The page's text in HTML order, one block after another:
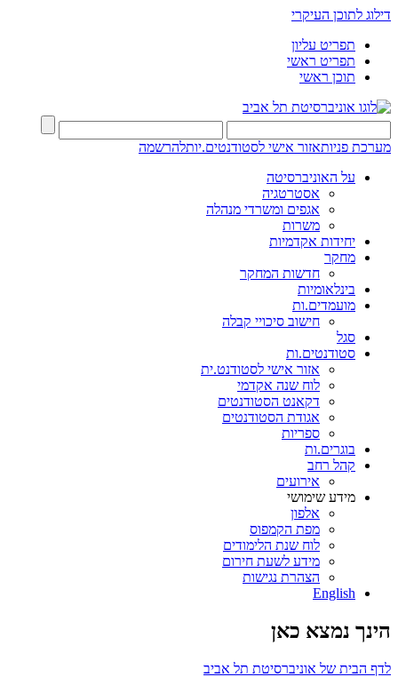
דילוג לתוכן העיקרי
תפריט עליון
תפריט ראשי
תוכן ראשי
מערכת פניותאזור אישי לסטודנטים.יותלהרשמה
על האוניברסיטה
אסטרטגיה
אגפים ומשרדי מנהלה
משרות
יחידות אקדמיות
מחקר
חדשות המחקר
בינלאומיות
מועמדים.ות
חישוב סיכויי קבלה
סגל
סטודנטים.ות
אזור אישי לסטודנט.ית
לוח שנה אקדמי
דקאנט הסטודנטים
אגודת הסטודנטים
ספריות
בוגרים.ות
קהל רחב
אירועים
מידע שימושי
אלפון
מפת הקמפוס
לוח שנת הלימודים
מידע לשעת חירום
הצהרת נגישות
English
הינך נמצא כאן
לדף הבית של אוניברסיטת תל אביב